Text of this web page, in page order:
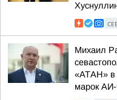
Михаил
«АТАН»
марок